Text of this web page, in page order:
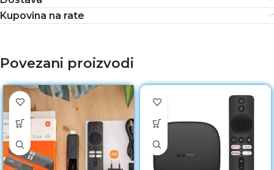
Kupovina na rate
Povezani proizvodi